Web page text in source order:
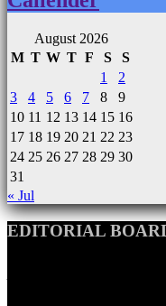
August 2026
M T W T F S
S
1
2
3
4 5 6 7 8
9
10 11 12 13 14 15 16
17 18 19 20 21 22 23
24 25 26 27 28 29 30
31
« Jul
EDITORIAL